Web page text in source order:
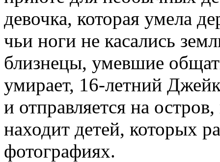
девочка, которая умела
чьи ноги не касались
близнецы, умевшие
умирает, 16-летний
и отправляется на
находит детей, которых
фотографиях.